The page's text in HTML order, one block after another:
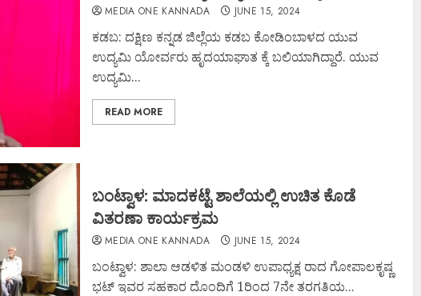
MEDIA ONE KANNADA JUNE 15, 2024
ಕಡಬ: ದಕ್ಷಿಣ ಕನ್ನಡ ಜಿಲ್ಲೆಯ ಕಡಬ ಕೋಡಿಂಬಾಳದ ಯುವ
ಉದ್ಯಮಿ ಯೋರ್ವರು ಹೃದಯಾಘಾತ ಕ್ಕೆ ಬಲಿಯಾಗಿದ್ದಾರೆ. ಯುವ
ಉದ್ಯಮಿ...
READ MORE
ಬಂಟ್ವಾಳ: ಮಾದಕಟ್ಟೆ ಶಾಲೆಯಲ್ಲಿ ಉಚಿತ ಕೊಡೆ
ವಿತರಣಾ ಕಾರ್ಯಕ್ರಮ
MEDIA ONE KANNADA JUNE 15, 2024
ಬಂಟ್ವಾಳ: ಶಾಲಾ ಆಡಳಿತ ಮಂಡಳಿ ಉಪಾಧ್ಯಕ್ಷ ರಾದ ಗೋಪಾಲಕೃಷ್ಣ
ಭಟ್ ಇವರ ಸಹಕಾರ ದೊಂದಿಗೆ 1ರಿಂದ 7ನೇ ತರಗತಿಯ...